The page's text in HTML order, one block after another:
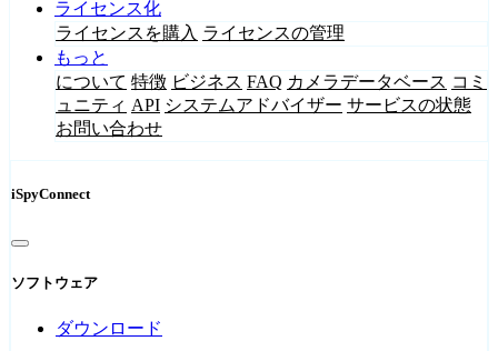
ライセンス化
ライセンスを購入 ライセンスの管理
もっと
について 特徴 ビジネス FAQ カメラデータベース コミ
ュニティ API システムアドバイザー サービスの状態
お問い合わせ
iSpyConnect
ソフトウェア
ダウンロード